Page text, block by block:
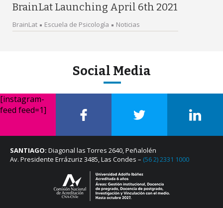
BrainLat Launching April 6th 2021
BrainLat Escuela de Psicología Noticias
Social Media
[instagram-
feed feed=1]
SANTIAGO: Diagonal las Torres 2640, Peñalolén
Av. Presidente Errázuriz 3485, Las Condes – (56 2) 2331 1000